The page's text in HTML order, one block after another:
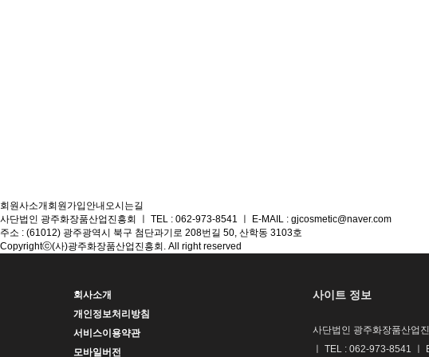
회원사소개 회원가입안내 오시는길
사단법인 광주화장품산업진흥회
TEL : 062-973-8541
E-MAIL : gjcosmetic@naver.com
주소 : (61012) 광주광역시 북구 첨단과기로 208번길 50, 산학동 3103호
Copyrightⓒ(사)광주화장품산업진흥회. All right reserved
회사소개
개인정보처리방침
서비스이용약관
모바일버전
사이트 정보
사단법인 광주화장품산업
ㅣ TEL : 062-973-8541 ㅣ